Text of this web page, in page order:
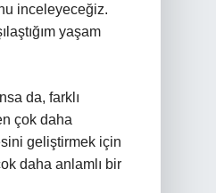
inceleyeceğiz.
yaşam
da, farklı
çok daha
geliştirmek için
daha anlamlı bir